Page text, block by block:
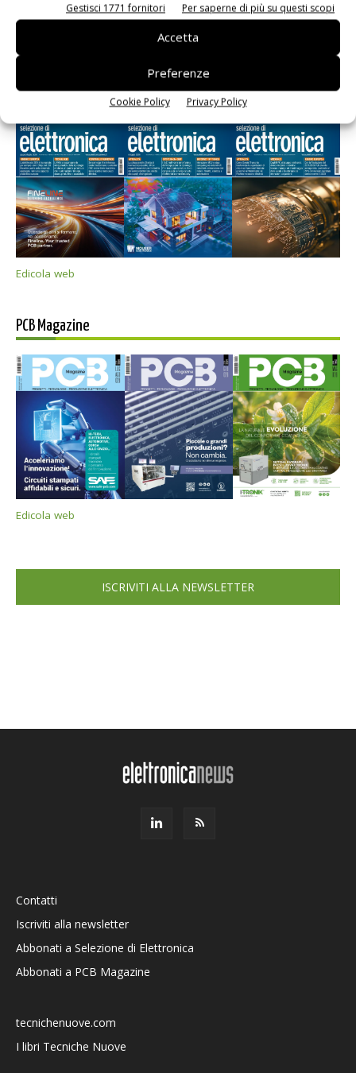
Gestisci 1771 fornitori Per saperne di più su questi scopi
Accetta
Preferenze
Cookie Policy Privacy Policy
Selezione di elettronica
Edicola web
PCB Magazine
Edicola web
ISCRIVITI ALLA NEWSLETTER
Contatti
Iscriviti alla newsletter
Abbonati a Selezione di Elettronica
Abbonati a PCB Magazine
tecnichenuove.com
I libri Tecniche Nuove